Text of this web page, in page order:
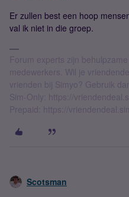
Er zullen best een hoop
val ik niet in die groep.
Forum experts zijn
medewerkers. Wil je
vrienden bij Simyo? Gebruik
Sim-Only: https://
Prepaid: https://
Scotsman